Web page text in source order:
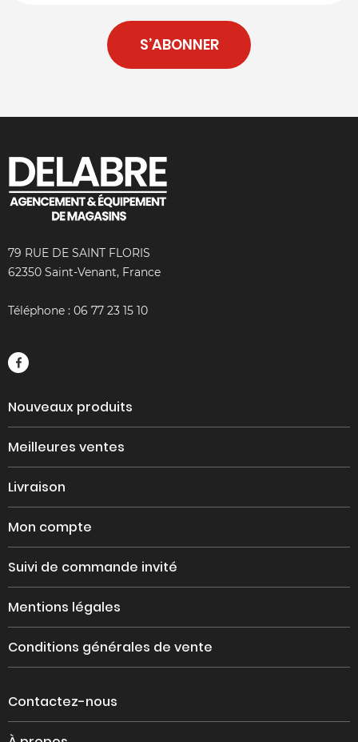
S’ABONNER
79 RUE DE SAINT FLORIS
62350 Saint-Venant, France
Téléphone : 06 77 23 15 10
Nouveaux produits
Meilleures ventes
Livraison
Mon compte
Suivi de commande invité
Mentions légales
Conditions générales de vente
Contactez-nous